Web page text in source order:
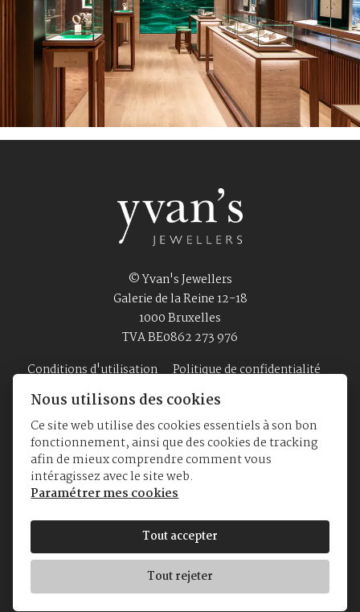
© Yvan's Jewellers
Galerie de la Reine 12-18
1000 Bruxelles
TVA BE0862 273 976
Conditions d'utilisation
Politique de confidentialité
Accueil Bijouterie Montres A Propos
Nous utilisons des cookies
Ce site web utilise des cookies essentiels à son bon
fonctionnement, ainsi que des cookies de tracking
afin de mieux comprendre comment vous
intéragissez avec le site web.
Paramétrer mes cookies
Tout accepter
Tout rejeter